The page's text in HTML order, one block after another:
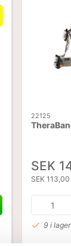
22125
SEK
SEK
9 i lager